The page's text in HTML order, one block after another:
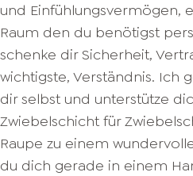
und Einfühlungsvermögen,
Raum den du benötigst
schenke dir Sicherheit,
wichtigste, Verständnis. Ich
dir selbst und unterstütze
Zwiebelschicht für
Raupe zu einem
du dich gerade in einem